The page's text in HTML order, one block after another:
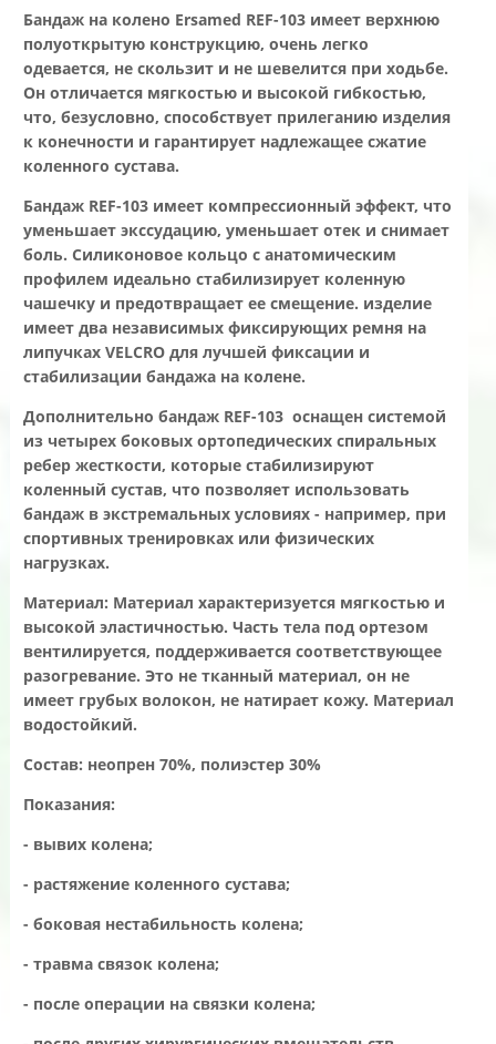
Бандаж на колено Ersamed REF-103 имеет верхнюю
полуоткрытую конструкцию, очень легко
одевается, не скользит и не шевелится при ходьбе.
Он отличается мягкостью и высокой гибкостью,
что, безусловно, способствует прилеганию изделия
к конечности и гарантирует надлежащее сжатие
коленного сустава.
Бандаж REF-103 имеет компрессионный эффект, что
уменьшает экссудацию, уменьшает отек и снимает
боль. Силиконовое кольцо с анатомическим
профилем идеально стабилизирует коленную
чашечку и предотвращает ее смещение. изделие
имеет два независимых фиксирующих ремня на
липучках VELCRO для лучшей фиксации и
стабилизации бандажа на колене.
Дополнительно бандаж REF-103 оснащен системой
из четырех боковых ортопедических спиральных
ребер жесткости, которые стабилизируют
коленный сустав, что позволяет использовать
бандаж в экстремальных условиях - например, при
спортивных тренировках или физических
нагрузках.
Материал: Материал характеризуется мягкостью и
высокой эластичностью. Часть тела под ортезом
вентилируется, поддерживается соответствующее
разогревание. Это не тканный материал, он не
имеет грубых волокон, не натирает кожу. Материал
водостойкий.
Состав: неопрен 70%, полиэстер 30%
Показания:
- вывих колена;
- растяжение коленного сустава;
- боковая нестабильность колена;
- травма связок колена;
- после операции на связки колена;